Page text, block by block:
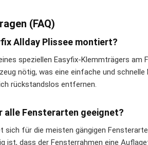
(FAQ)
Allday Plissee montiert?
speziellen Easyfix-Klemmträgers am
nötig, was eine einfache und
rückstandslos entfernen.
alle Fensterarten geeignet?
sich für die meisten gängigen
ist, dass der Fensterrahmen eine